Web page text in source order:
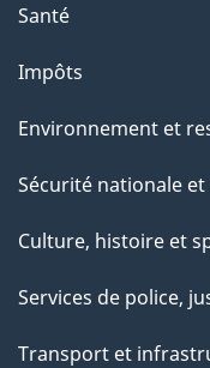
Santé
Impôts
Environnement et
Sécurité nationale
Culture, histoire et
Services de police,
Transport et